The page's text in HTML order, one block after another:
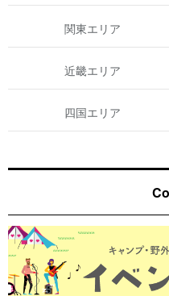
関東エリア
近畿エリア
四国エリア